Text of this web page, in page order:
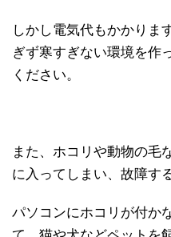
しかし電気代もかかりま
ぎず寒すぎない環境を作
ください。
また、ホコリや動物の毛
に入ってしまい、故障す
パソコンにホコリが付か